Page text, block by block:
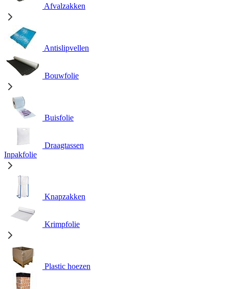
Afvalzakken
Antislipvellen
Bouwfolie
Buisfolie
Draagtassen
Inpakfolie
Knapzakken
Krimpfolie
Plastic hoezen